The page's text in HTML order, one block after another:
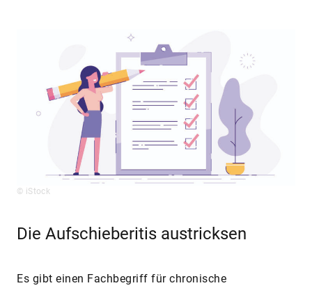
© iStock
Die Aufschieberitis austricksen
Es gibt einen Fachbegriff für chronische